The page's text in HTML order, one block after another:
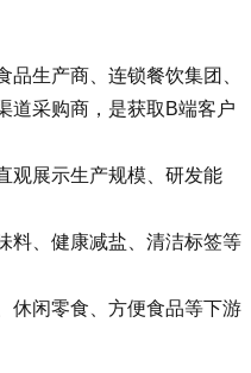
生产商、连锁餐饮集团、
道采购商，是获取B端客户
观展示生产规模、研发能
料、健康减盐、清洁标签等
休闲零食、方便食品等下游